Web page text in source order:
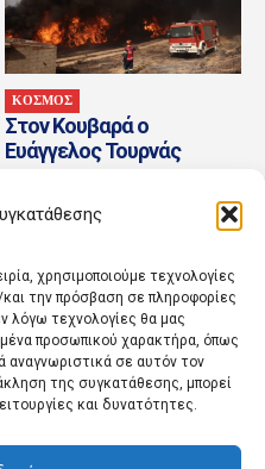
χρησιμοποιούμε τεχνολογίες
την πρόσβαση σε πληροφορίες
λόγω τεχνολογίες θα μας
προσωπικού χαρακτήρα, όπως
αναγνωριστικά σε αυτόν τον
της συγκατάθεσης, μπορεί
και δυνατότητες.
ΚΟΣΜΟΣ
Στον Κουβαρά ο
Ευάγγελος Τουρνάς
ΑΘΛΗΤΙΚΑ